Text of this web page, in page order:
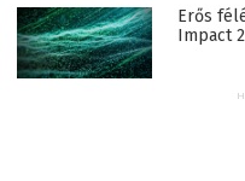
Erős
Impact